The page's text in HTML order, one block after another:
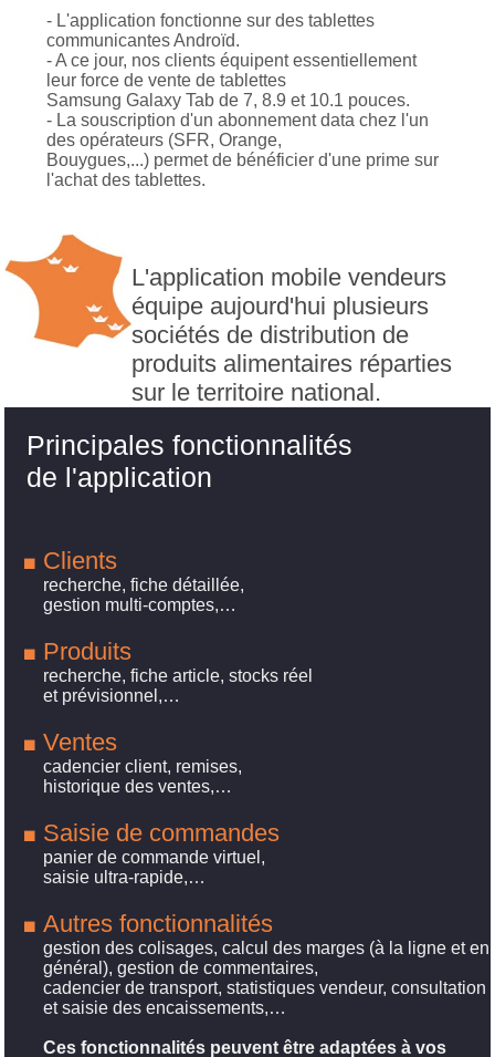
- L'application fonctionne sur des tablettes
communicantes Androïd.
- A ce jour, nos clients équipent essentiellement
leur force de vente de tablettes
Samsung Galaxy Tab de 7, 8.9 et 10.1 pouces.
- La souscription d'un abonnement data chez l'un
des opérateurs (SFR, Orange,
Bouygues,...) permet de bénéficier d'une prime sur
l'achat des tablettes.
L'application mobile vendeurs
équipe aujourd'hui plusieurs
sociétés de distribution de
produits alimentaires réparties
sur le territoire national.
Principales fonctionnalités
de l'application
Clients
recherche, fiche détaillée,
gestion multi-comptes,…
Produits
recherche, fiche article, stocks réel
et prévisionnel,…
Ventes
cadencier client, remises,
historique des ventes,…
Saisie de commandes
panier de commande virtuel,
saisie ultra-rapide,…
Autres fonctionnalités
gestion des colisages, calcul des marges (à la ligne et en
général), gestion de commentaires,
cadencier de transport, statistiques vendeur, consultation
et saisie des encaissements,…
Ces fonctionnalités peuvent être adaptées à vos